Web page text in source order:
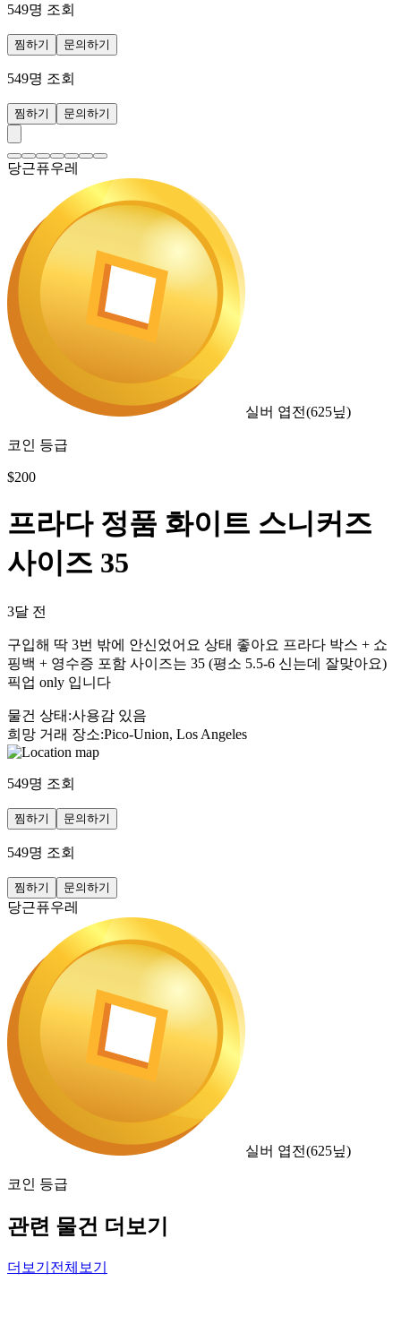
549명 조회
찜하기 문의하기
549명 조회
찜하기 문의하기
당근퓨우레
실버 엽전(625닢)
코인 등급
$200
프라다 정품 화이트 스니커즈
사이즈 35
3달 전
구입해 딱 3번 밖에 안신었어요 상태 좋아요 프라다 박스 + 쇼
핑백 + 영수증 포함 사이즈는 35 (평소 5.5-6 신는데 잘맞아요)
픽업 only 입니다
물건 상태 :사용감 있음
희망 거래 장소:Pico-Union, Los Angeles
549명 조회
찜하기 문의하기
549명 조회
찜하기 문의하기
당근퓨우레
실버 엽전(625닢)
코인 등급
관련 물건 더보기
더보기 전체보기